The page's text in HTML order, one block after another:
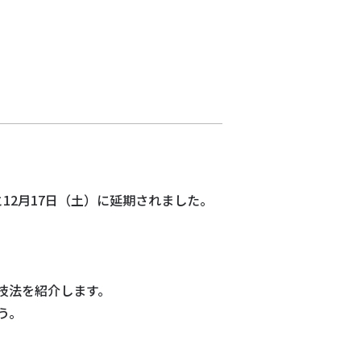
月17日（土）に延期されました。
を紹介します。